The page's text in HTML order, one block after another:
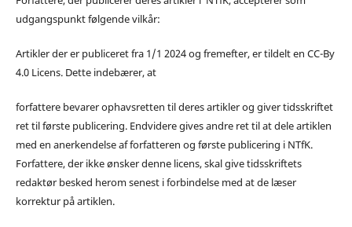
udgangspunkt følgende vilkår:
Artikler der er publiceret fra 1/1 2024 og fremefter, er tildelt en CC-By
4.0 Licens. Dette indebærer, at
forfattere bevarer ophavsretten til deres artikler og giver tidsskriftet
ret til første publicering. Endvidere gives andre ret til at dele artiklen
med en anerkendelse af forfatteren og første publicering i NTfK.
Forfattere, der ikke ønsker denne licens, skal give tidsskriftets
redaktør besked herom senest i forbindelse med at de læser
korrektur på artiklen.